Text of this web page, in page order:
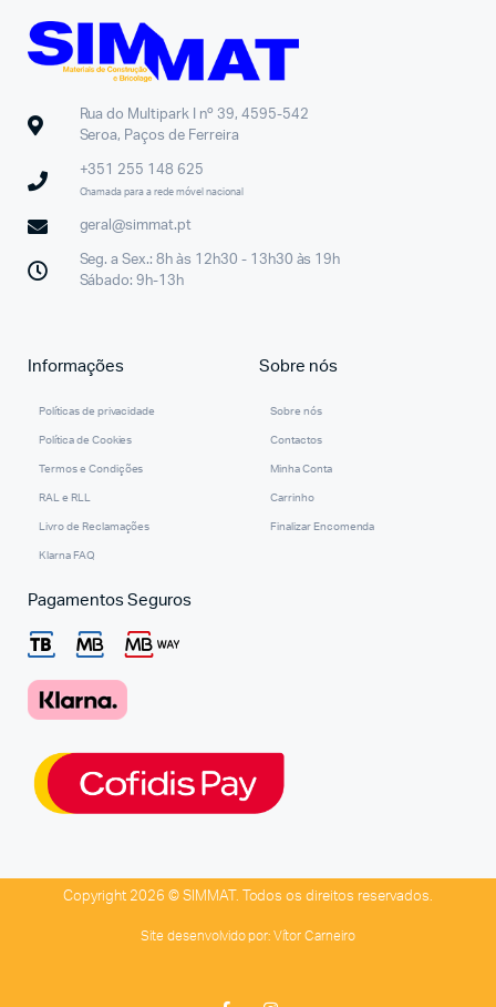
Rua do Multipark I nº 39, 4595-542
Seroa, Paços de Ferreira
+351 255 148 625
Chamada para a rede móvel nacional
geral@simmat.pt
Seg. a Sex.: 8h às 12h30 - 13h30 às 19h
Sábado: 9h-13h
Informações
Políticas de privacidade
Política de Cookies
Termos e Condições
RAL e RLL
Livro de Reclamações
Klarna FAQ
Sobre nós
Sobre nós
Contactos
Minha Conta
Carrinho
Finalizar Encomenda
Pagamentos Seguros
Copyright 2026 © SIMMAT. Todos os direitos reservados.
Site desenvolvido por: Vítor Carneiro